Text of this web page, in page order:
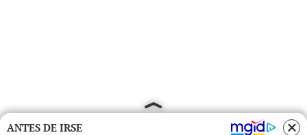
ANTES DE IRSE